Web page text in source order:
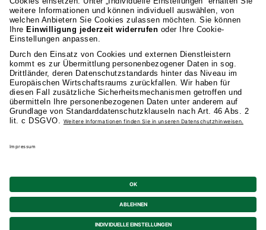
Studienangebot
Fakultäten
AKAD
Datenschutz
Allgemeine Studienbedingungen
Barrierefreiheit